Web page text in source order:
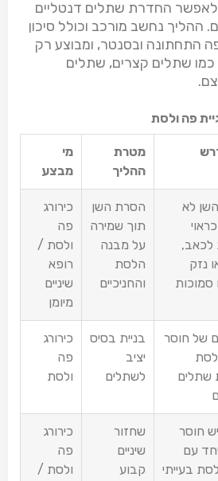
החדרת שתלים דנטליים
נחשב מורכב וכולל סיכון
התחתונה ובסנטר, ומבוצע רק
כמו שתלים קצרים, שתלים
פה ולסת
מטרת
ההליך
מי
מבצע
לא
לכאב,
נזק
סמוכות
הסרת השן
תוך שמירה
על מבנה
הלסת
והחניכיים
כירורג
פה
ולסת /
רופא
שיניים
מיומן
של חוסר
שתלים
בניית בסיס
יציב
לשתלים
כירורג
פה
ולסת
חוסר
יחד עם
בעייתי
שחזור
שיניים
קבוע
כירורג
פה
ולסת /